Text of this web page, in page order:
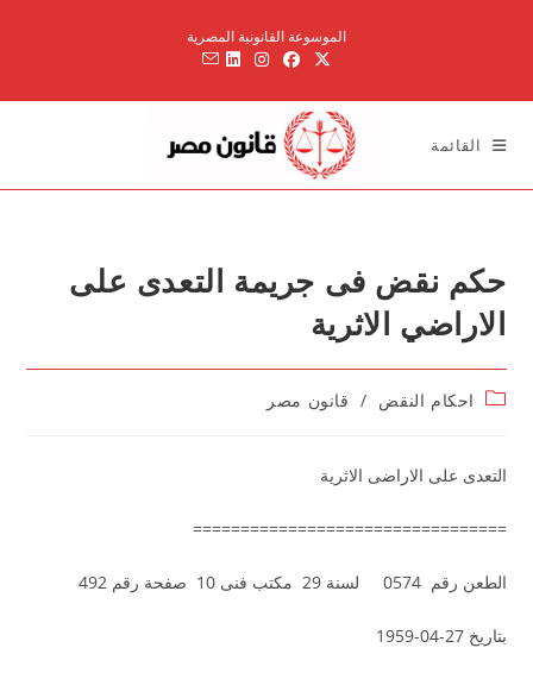
الموسوعة القانونية المصرية
القائمة
حكم نقض فى جريمة التعدى على
الاراضي الاثرية
Postاحكام النقض / قانون مصر
التعدى على الاراضى الاثرية
=================================
الطعن رقم 0574 لسنة 29 مكتب فنى 10 صفحة رقم 492
بتاريخ 27-04-1959